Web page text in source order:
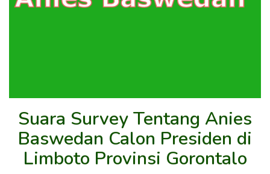
Suara Survey Tentang Anies
Baswedan Calon Presiden di
Limboto Provinsi Gorontalo